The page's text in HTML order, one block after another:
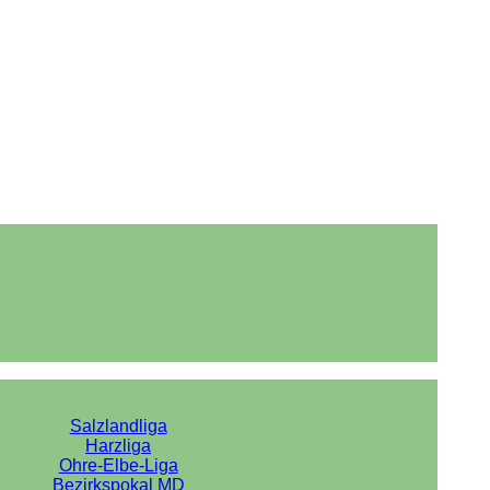
Salzlandliga
Harzliga
Ohre-Elbe-Liga
Bezirkspokal MD